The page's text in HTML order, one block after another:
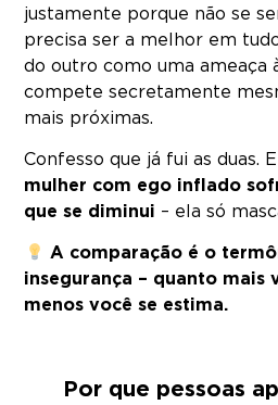
justamente porque não se
precisa ser a melhor em
do outro como uma ameaça
compete secretamente
mais próximas.
Confesso que já fui as duas.
mulher com ego inflado
que se diminui – ela só
A comparação é o
insegurança – quanto mais
menos você se estima.
Por que pessoas